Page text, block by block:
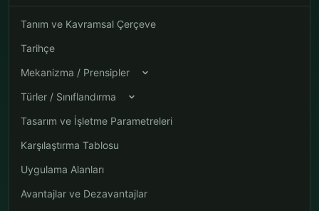
Tanım ve Kavramsal Çerçeve
Tarihçe
Mekanizma / Prensipler
Türler / Sınıflandırma
Tasarım ve İşletme Parametreleri
Karşılaştırma Tablosu
Uygulama Alanları
Avantajlar ve Dezavantajlar